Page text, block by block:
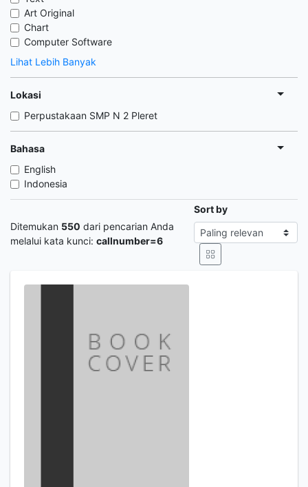
Art Original
Chart
Computer Software
Lihat Lebih Banyak
Lokasi
Perpustakaan SMP N 2 Pleret
Bahasa
English
Indonesia
Ditemukan 550 dari pencarian Anda
melalui kata kunci: callnumber=6
Sort by